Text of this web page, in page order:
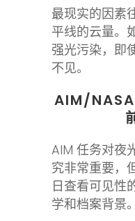
最现实的因素
平线的云量。
强光污染，即
不见。
AIM/NASA
AIM 任务对夜
究非常重要，
日查看可见性
学和档案背景。